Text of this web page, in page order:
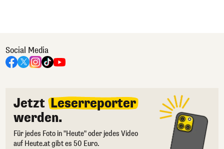
Social Media
Jetzt Leserreporter
werden.
Für jedes Foto in "Heute" oder jedes Video
auf Heute.at gibt es 50 Euro.